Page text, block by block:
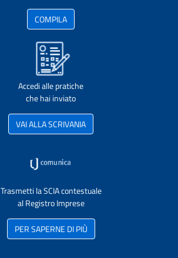
COMPILA
Accedi alle pratiche
che hai inviato
VAI ALLA SCRIVANIA
Trasmetti la SCIA contestuale
al Registro Imprese
PER SAPERNE DI PIÙ